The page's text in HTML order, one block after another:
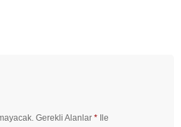
Gerekli Alanlar * Ile